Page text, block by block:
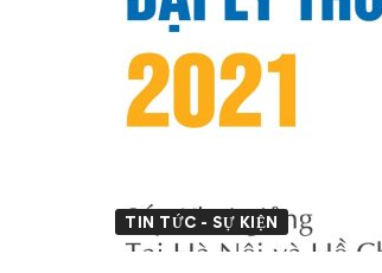
lý
thuế
Tiêu
TIN TỨC - SỰ KIỆN